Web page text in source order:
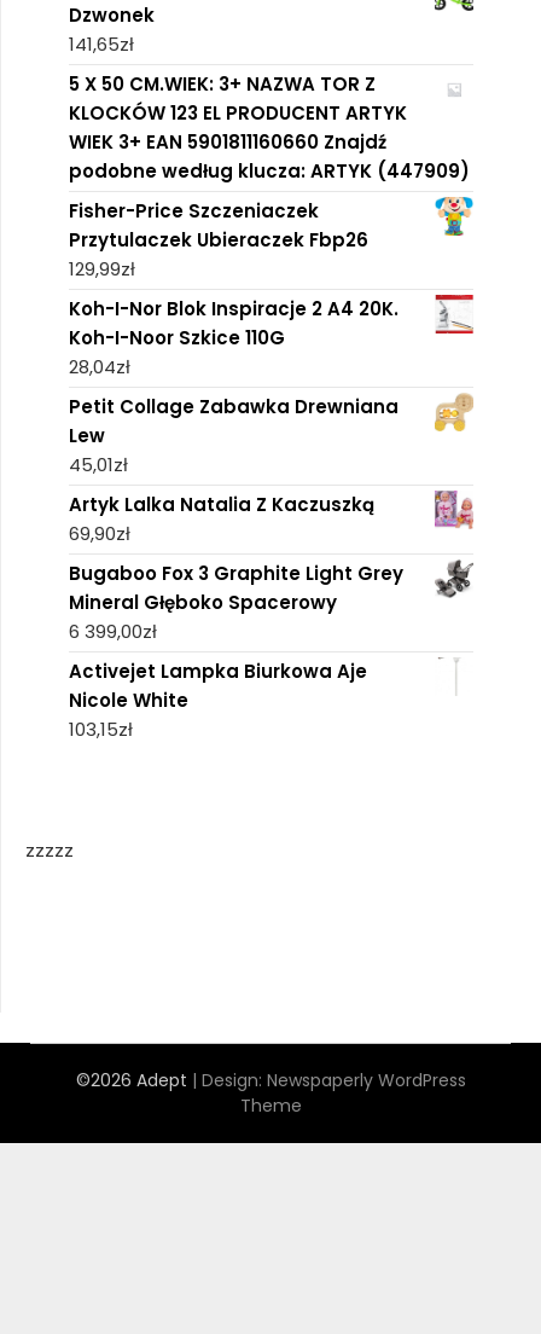
Dzwonek
141,65zł
5 X 50 CM.WIEK: 3+ NAZWA TOR Z
KLOCKÓW 123 EL PRODUCENT ARTYK
WIEK 3+ EAN 5901811160660 Znajdź
podobne według klucza: ARTYK (447909)
Fisher-Price Szczeniaczek
Przytulaczek Ubieraczek Fbp26
129,99zł
Koh-I-Nor Blok Inspiracje 2 A4 20K.
Koh-I-Noor Szkice 110G
28,04zł
Petit Collage Zabawka Drewniana
Lew
45,01zł
Artyk Lalka Natalia Z Kaczuszką
69,90zł
Bugaboo Fox 3 Graphite Light Grey
Mineral Głęboko Spacerowy
6 399,00zł
Activejet Lampka Biurkowa Aje
Nicole White
103,15zł
zzzzz
©2026 Adept | Design: Newspaperly WordPress
Theme